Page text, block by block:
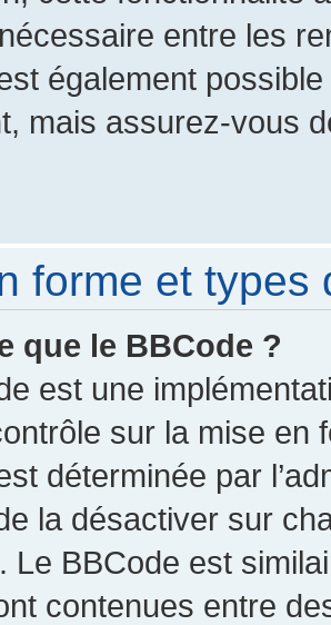
entre les
également
mais assurez-vous
forme et types
que le BBCode ?
est une
sur la mise en
déterminée par
la désactiver sur
Le BBCode est
contenues entre